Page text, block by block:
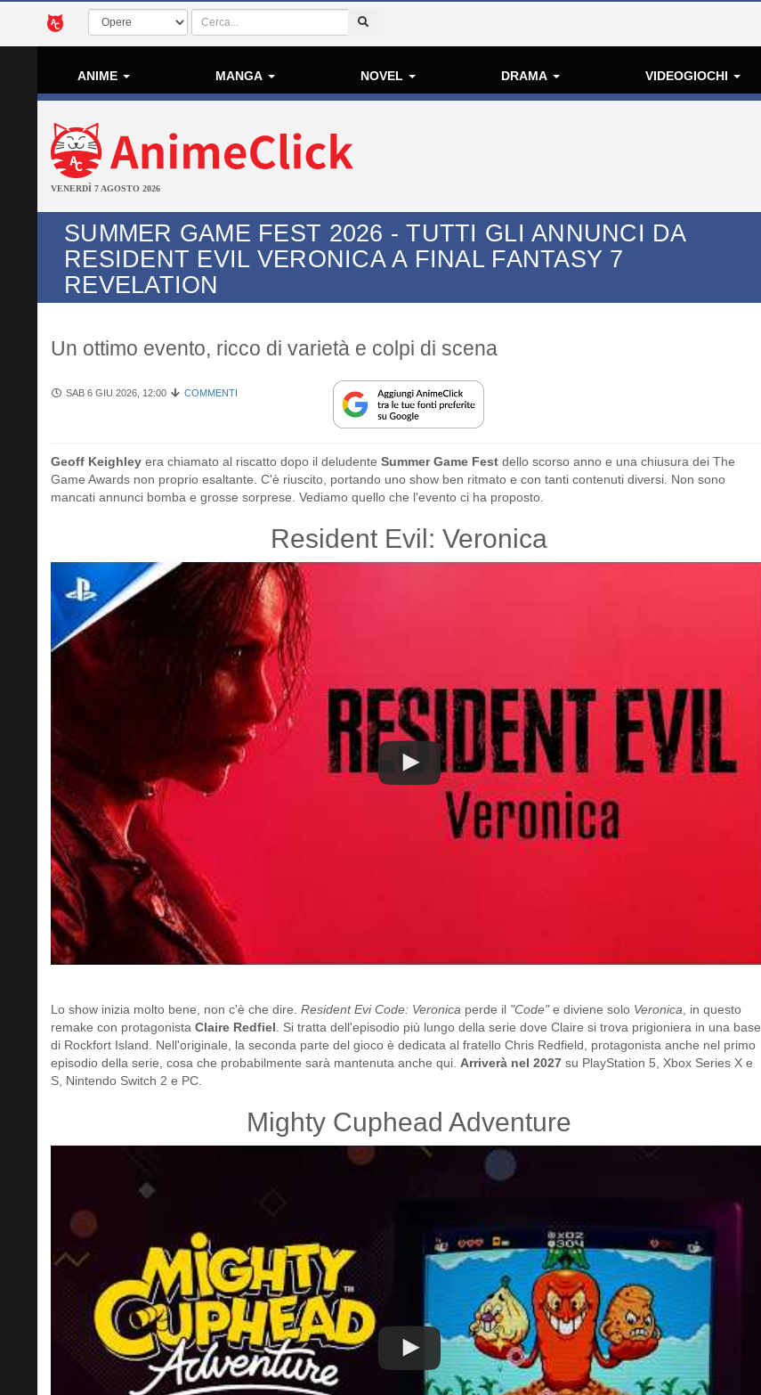
ANIME MANGA NOVEL DRAMA VIDEOGIOCHI
VENERDÌ 7 AGOSTO 2026
SUMMER GAME FEST 2026 - TUTTI GLI ANNUNCI DA
RESIDENT EVIL VERONICA A FINAL FANTASY 7
REVELATION
Un ottimo evento, ricco di varietà e colpi di scena
SAB 6 GIU 2026, 12:00 COMMENTI
Geoff Keighley era chiamato al riscatto dopo il deludente Summer Game Fest dello scorso anno e una chiusura dei The
Game Awards non proprio esaltante. C'è riuscito, portando uno show ben ritmato e con tanti contenuti diversi. Non sono
mancati annunci bomba e grosse sorprese. Vediamo quello che l'evento ci ha proposto.
Resident Evil: Veronica
Lo show inizia molto bene, non c'è che dire. Resident Evi Code: Veronica perde il "Code"e diviene solo Veronica, in questo
remake con protagonista Claire Redfiel. Si tratta dell'episodio più lungo della serie dove Claire si trova prigioniera in una base
di Rockfort Island. Nell'originale, la seconda parte del gioco è dedicata al fratello Chris Redfield, protagonista anche nel primo
episodio della serie, cosa che probabilmente sarà mantenuta anche qui. Arriverà nel 2027 su PlayStation 5, Xbox Series X e
S, Nintendo Switch 2 e PC.
Mighty Cuphead Adventure